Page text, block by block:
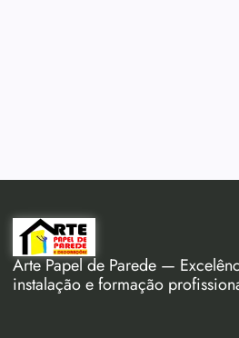
Arte Papel de Parede —
instalação e formação